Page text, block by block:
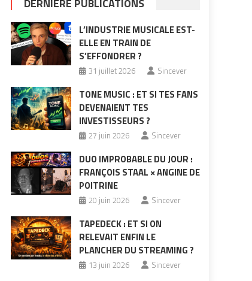
DERNIÈRE PUBLICATIONS
L’INDUSTRIE MUSICALE EST-
ELLE EN TRAIN DE
S’EFFONDRER ?
31 juillet 2026 Sincever
TONE MUSIC : ET SI TES FANS
DEVENAIENT TES
INVESTISSEURS ?
27 juin 2026 Sincever
DUO IMPROBABLE DU JOUR :
FRANÇOIS STAAL × ANGINE DE
POITRINE
20 juin 2026 Sincever
TAPEDECK : ET SI ON
RELEVAIT ENFIN LE
PLANCHER DU STREAMING ?
13 juin 2026 Sincever